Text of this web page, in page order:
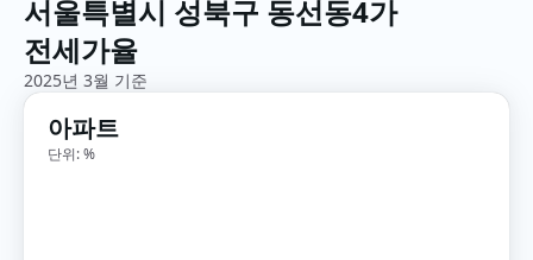
서울특별시 성북구 동선동4가
전세가율
2025년 3월 기준
아파트
단위: %